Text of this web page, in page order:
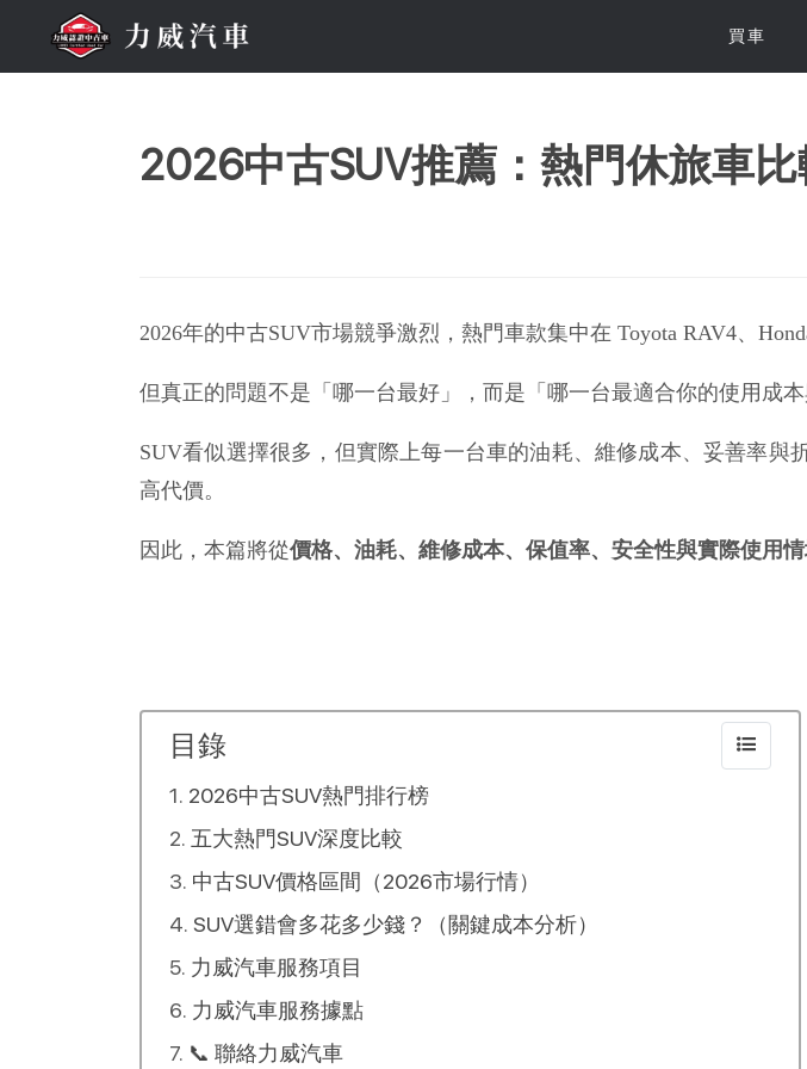
買車
2026中古SUV推薦：熱門休旅車比
2026年的中古SUV市場競爭激烈，熱門車款集中在 Toyota RAV4、
但真正的問題不是「哪一台最好」，而是「哪一台最適合你的使用成本
SUV看似選擇很多，但實際上每一台車的油耗、維修成本、妥善率
高代價。
因此，本篇將從價格、油耗、維修成本、保值率、安全性與實際使用
目錄
2026中古SUV熱門排行榜
五大熱門SUV深度比較
中古SUV價格區間（2026市場行情）
SUV選錯會多花多少錢？（關鍵成本分析）
力威汽車服務項目
力威汽車服務據點
📞 聯絡力威汽車